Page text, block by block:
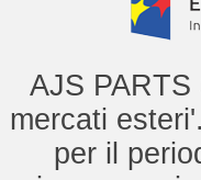
AJS
mercati
per il